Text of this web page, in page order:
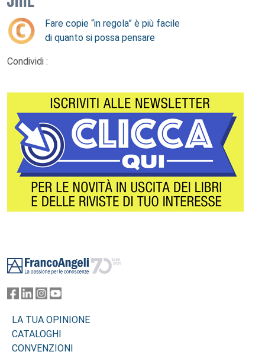
Fare copie “in regola” è più facile
di quanto si possa pensare
Condividi :
LA TUA OPINIONE
CATALOGHI
CONVENZIONI